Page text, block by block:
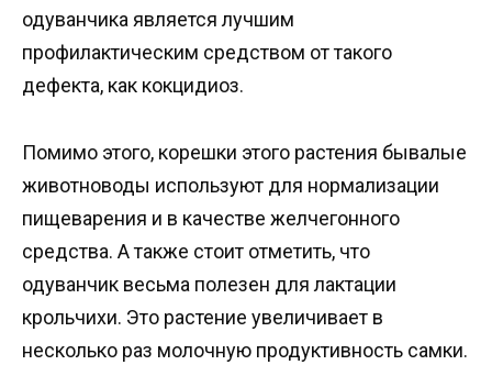
одуванчика является лучшим
профилактическим средством от такого
дефекта, как кокцидиоз.
Помимо этого, корешки этого растения бывалые
животноводы используют для нормализации
пищеварения и в качестве желчегонного
средства. А также стоит отметить, что
одуванчик весьма полезен для лактации
крольчихи. Это растение увеличивает в
несколько раз молочную продуктивность самки.